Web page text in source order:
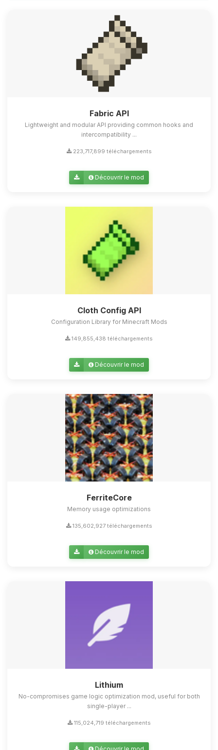
Fabric API
Lightweight and modular API providing common hooks and
intercompatibility ...
223,717,899 téléchargements
Découvrir le mod
Cloth Config API
Configuration Library for Minecraft Mods
149,855,438 téléchargements
Découvrir le mod
FerriteCore
Memory usage optimizations
135,602,927 téléchargements
Découvrir le mod
Lithium
No-compromises game logic optimization mod, useful for both
single-player ...
115,024,719 téléchargements